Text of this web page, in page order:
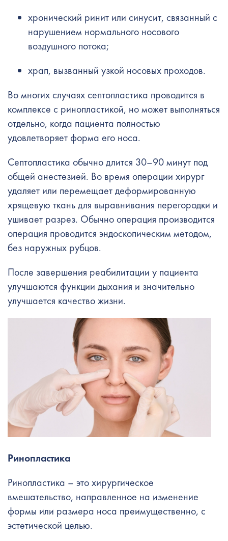
хронический ринит или синусит, связанный с
нарушением нормального носового
воздушного потока;
храп, вызванный узкой носовых проходов.
Во многих случаях септопластика проводится в
комплексе с ринопластикой, но может выполняться
отдельно, когда пациента полностью
удовлетворяет форма его носа.
Септопластика обычно длится 30–90 минут под
общей анестезией. Во время операции хирург
удаляет или перемещает деформированную
хрящевую ткань для выравнивания перегородки и
ушивает разрез. Обычно операция производится
операция проводится эндоскопическим методом,
без наружных рубцов.
После завершения реабилитации у пациента
улучшаются функции дыхания и значительно
улучшается качество жизни.
Ринопластика
Ринопластика – это хирургическое
вмешательство, направленное на изменение
формы или размера носа преимущественно, с
эстетической целью.